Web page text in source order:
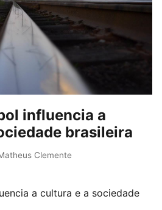
influencia a
brasileira
Clemente
a cultura e a sociedade